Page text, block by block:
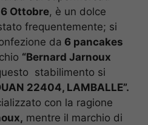
6 Ottobre, è un dolce
frequentemente; si
da 6 pancakes
“Bernard Jarnoux
stabilimento si
22404, LAMBALLE”.
con la ragione
mentre il marchio di